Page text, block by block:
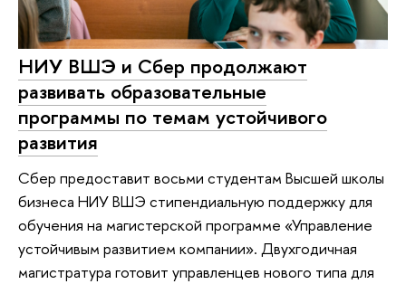
НИУ ВШЭ и Сбер продолжают
развивать образовательные
программы по темам устойчивого
развития
Сбер предоставит восьми студентам Высшей школы
бизнеса НИУ ВШЭ стипендиальную поддержку для
обучения на магистерской программе «Управление
устойчивым развитием компании». Двухгодичная
магистратура готовит управленцев нового типа для